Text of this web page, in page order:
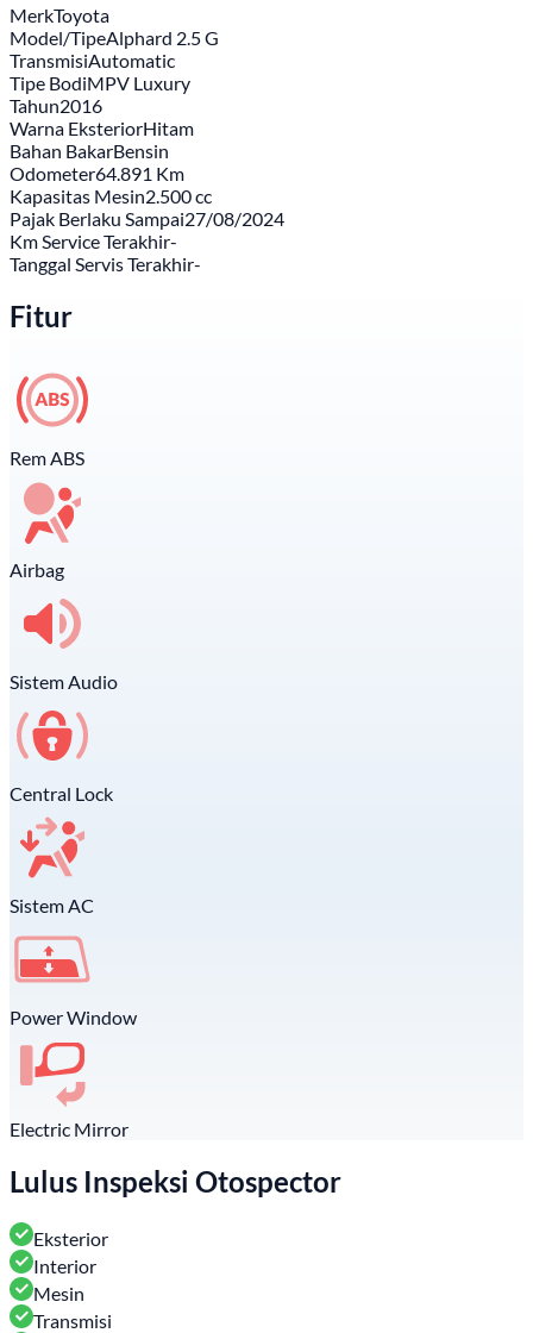
MerkToyota
Model/TipeAlphard 2.5 G
TransmisiAutomatic
Tipe BodiMPV Luxury
Tahun2016
Warna EksteriorHitam
Bahan BakarBensin
Odometer64.891 Km
Kapasitas Mesin2.500 cc
Pajak Berlaku Sampai27/08/2024
Km Service Terakhir-
Tanggal Servis Terakhir-
Fitur
Rem ABS
Airbag
Sistem Audio
Central Lock
Sistem AC
Power Window
Electric Mirror
Lulus Inspeksi Otospector
Eksterior
Interior
Mesin
Transmisi